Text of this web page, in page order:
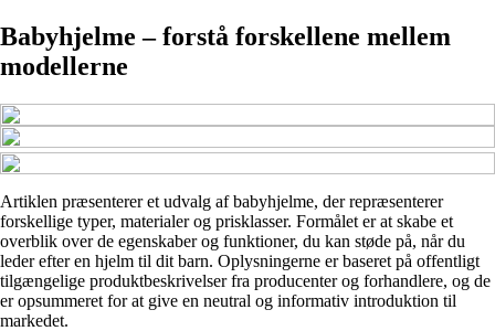
Babyhjelme – forstå forskellene mellem
modellerne
Artiklen præsenterer et udvalg af babyhjelme, der repræsenterer
forskellige typer, materialer og prisklasser. Formålet er at skabe et
overblik over de egenskaber og funktioner, du kan støde på, når du
leder efter en hjelm til dit barn. Oplysningerne er baseret på offentligt
tilgængelige produktbeskrivelser fra producenter og forhandlere, og de
er opsummeret for at give en neutral og informativ introduktion til
markedet.